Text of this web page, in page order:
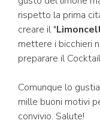
rispetto la prima
creare il "
mettere i bicchieri
preparare il
Comunque lo
mille buoni motivi
convivio. Salute!